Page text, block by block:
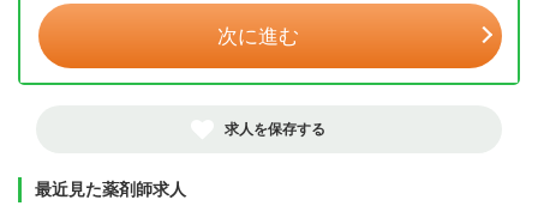
次に進む
求人を保存する
最近見た薬剤師求人